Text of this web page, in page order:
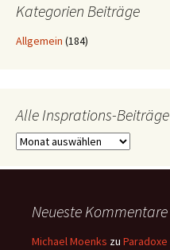
Kategorien Beiträge
Allgemein (184)
Alle Insprations-Beiträge
Alle
Beiträge
Neueste Kommentare
Michael Moenks zu Paradoxe